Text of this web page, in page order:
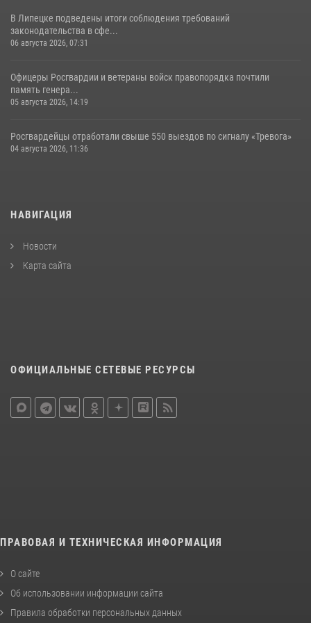
В Липецке подведены итоги соблюдения требований
законодательства в сфе...
06 августа 2026, 07:31
Офицеры Росгвардии и ветераны войск правопорядка почтили
память генера...
05 августа 2026, 14:19
Росгвардейцы отработали свыше 550 выездов по сигналу «Тревога»
04 августа 2026, 11:36
НАВИГАЦИЯ
Новости
Карта сайта
ОФИЦИАЛЬНЫЕ СЕТЕВЫЕ РЕСУРСЫ
ПРАВОВАЯ И ТЕХНИЧЕСКАЯ ИНФОРМАЦИЯ
О сайте
Об использовании информации сайта
Правила обработки персональных данных